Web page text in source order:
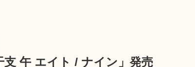
支 午 エイト / ナイン」発売